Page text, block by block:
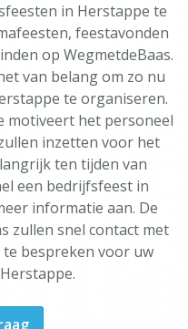
in Herstappe te
feestavonden
op WegmetdeBaas.
van belang om zo nu
te organiseren.
motiveert het personeel
inzetten voor het
ten tijden van
een bedrijfsfeest in
informatie aan. De
zullen snel contact met
bespreken voor uw